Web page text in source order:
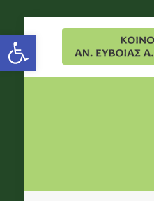
Open toolbar